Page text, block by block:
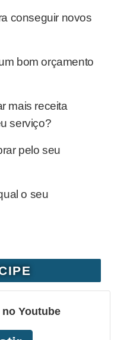
conseguir novos
bom orçamento
mais receita
serviço?
pelo seu
o seu
Youtube